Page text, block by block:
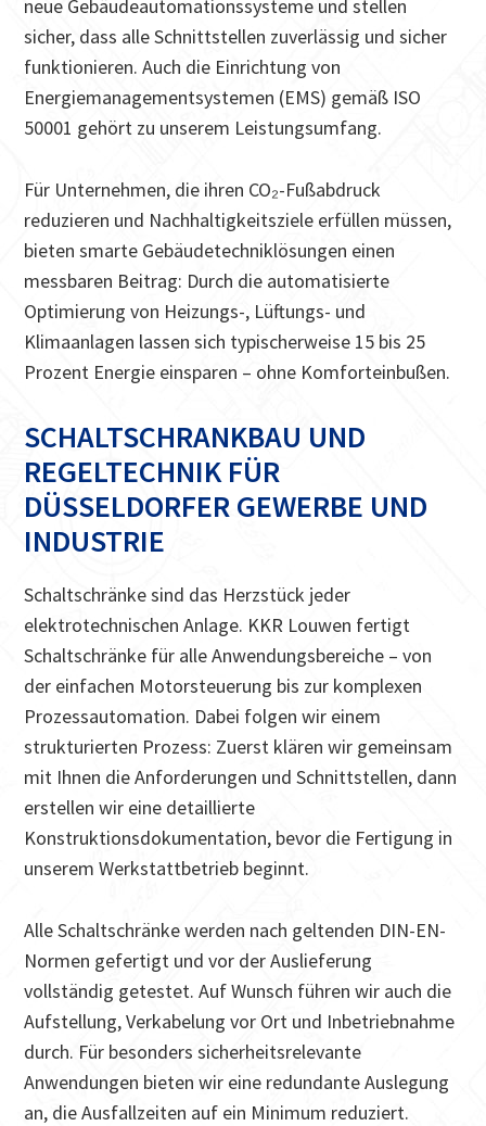
neue Gebäudeautomationssysteme und stellen
sicher, dass alle Schnittstellen zuverlässig und sicher
funktionieren. Auch die Einrichtung von
Energiemanagementsystemen (EMS) gemäß ISO
50001 gehört zu unserem Leistungsumfang.
Für Unternehmen, die ihren CO₂-Fußabdruck
reduzieren und Nachhaltigkeitsziele erfüllen müssen,
bieten smarte Gebäudetechniklösungen einen
messbaren Beitrag: Durch die automatisierte
Optimierung von Heizungs-, Lüftungs- und
Klimaanlagen lassen sich typischerweise 15 bis 25
Prozent Energie einsparen – ohne Komforteinbußen.
SCHALTSCHRANKBAU UND
REGELTECHNIK FÜR
DÜSSELDORFER GEWERBE UND
INDUSTRIE
Schaltschränke sind das Herzstück jeder
elektrotechnischen Anlage. KKR Louwen fertigt
Schaltschränke für alle Anwendungsbereiche – von
der einfachen Motorsteuerung bis zur komplexen
Prozessautomation. Dabei folgen wir einem
strukturierten Prozess: Zuerst klären wir gemeinsam
mit Ihnen die Anforderungen und Schnittstellen, dann
erstellen wir eine detaillierte
Konstruktionsdokumentation, bevor die Fertigung in
unserem Werkstattbetrieb beginnt.
Alle Schaltschränke werden nach geltenden DIN-EN-
Normen gefertigt und vor der Auslieferung
vollständig getestet. Auf Wunsch führen wir auch die
Aufstellung, Verkabelung vor Ort und Inbetriebnahme
durch. Für besonders sicherheitsrelevante
Anwendungen bieten wir eine redundante Auslegung
an, die Ausfallzeiten auf ein Minimum reduziert.